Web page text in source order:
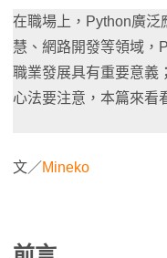
在職場上，Python廣泛
慧、網路開發等領域，
職業發展具有重要意義
心法要注意，本篇來看
文／Mineko